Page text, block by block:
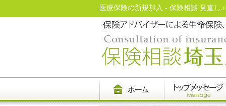
医療保険の新規加入 - 保険相談 見直し